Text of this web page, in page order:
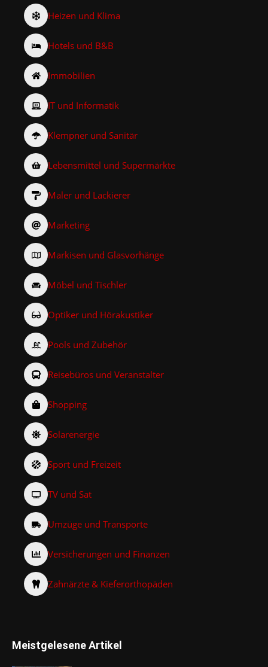
Heizen und Klima
Hotels und B&B
Immobilien
IT und Informatik
Klempner und Sanitär
Lebensmittel und Supermärkte
Maler und Lackierer
Marketing
Markisen und Glasvorhänge
Möbel und Tischler
Optiker und Hörakustiker
Pools und Zubehör
Reisebüros und Veranstalter
Shopping
Solarenergie
Sport und Freizeit
TV und Sat
Umzüge und Transporte
Versicherungen und Finanzen
Zahnärzte & Kieferorthopäden
Meistgelesene Artikel